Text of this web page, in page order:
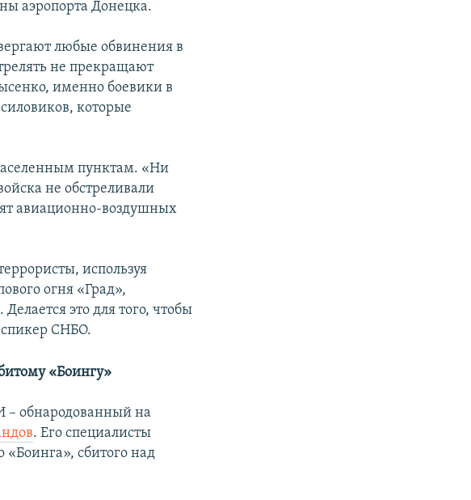
аэропорта Донецка.
любые обвинения в
не прекращают
именно боевики в
которые
пунктам. «Ни
не обстреливали
авиационно-воздушных
используя
огня «Град»,
это для того, чтобы
спикер СНБО.
«Боингу»
– обнародованный на
. Его специалисты
«Боинга», сбитого над